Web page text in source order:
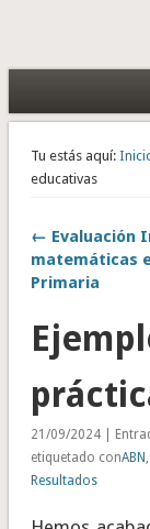
Tu estás aquí:
educativas
← Evaluación
matemáticas
Primaria
21/09/2024 |
etiquetado conABN ,
Resultados